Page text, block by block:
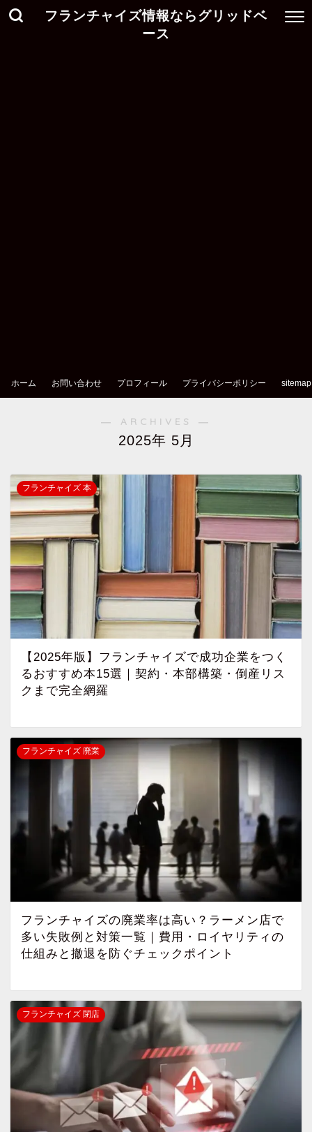
フランチャイズ情報ならグリッドベ
ース
ホーム お問い合わせ プロフィール プライバシーポリシー sitemap
― ARCHIVES ―
2025年 5月
フランチャイズ 本
【2025年版】フランチャイズで成功企業をつく
るおすすめ本15選｜契約・本部構築・倒産リス
クまで完全網羅
フランチャイズ 廃業
フランチャイズの廃業率は高い？ラーメン店で
多い失敗例と対策一覧｜費用・ロイヤリティの
仕組みと撤退を防ぐチェックポイント
フランチャイズ 閉店